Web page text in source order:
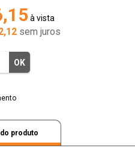
à vista
sem juros
produto